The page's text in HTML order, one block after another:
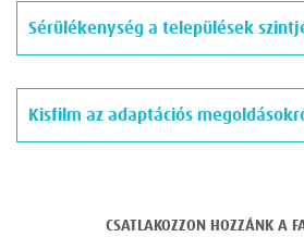
Sérülékenység a települések
Kisfilm az adaptációs
CSATLAKOZZON HOZZÁNK A